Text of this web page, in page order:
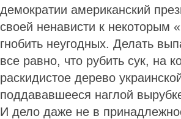
демократии американский
своей ненависти к
гнобить неугодных. Делать
все равно, что рубить сук, на
раскидистое дерево
поддававшееся наглой
И дело даже не в